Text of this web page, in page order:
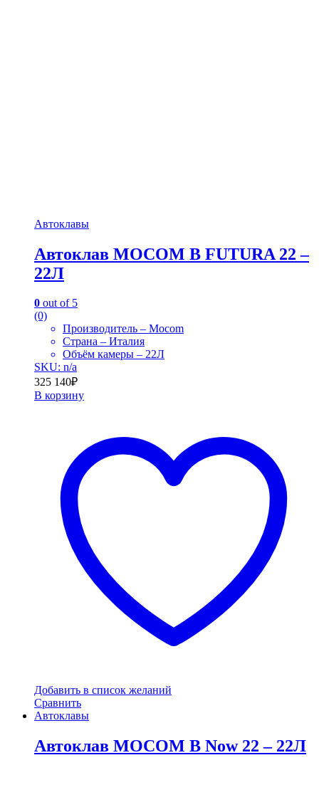
Автоклавы
Автоклав MOCOM B FUTURA 22 –
22Л
0 out of 5
(0)
Производитель – Mocom
Страна – Италия
Объём камеры – 22Л
SKU: n/a
325 140₽
В корзину
Добавить в список желаний
Сравнить
Автоклавы
Автоклав MOCOM B Now 22 – 22Л